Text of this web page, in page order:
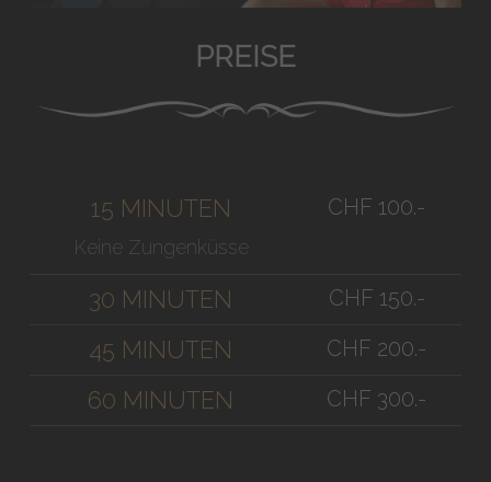
PREISE
15 MINUTEN
Keine Zungenküsse
CHF 100.-
30 MINUTEN CHF 150.-
45 MINUTEN CHF 200.-
60 MINUTEN CHF 300.-